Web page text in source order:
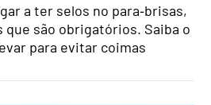
a ter selos no para‑brisas,
que são obrigatórios. Saiba o
para evitar coimas